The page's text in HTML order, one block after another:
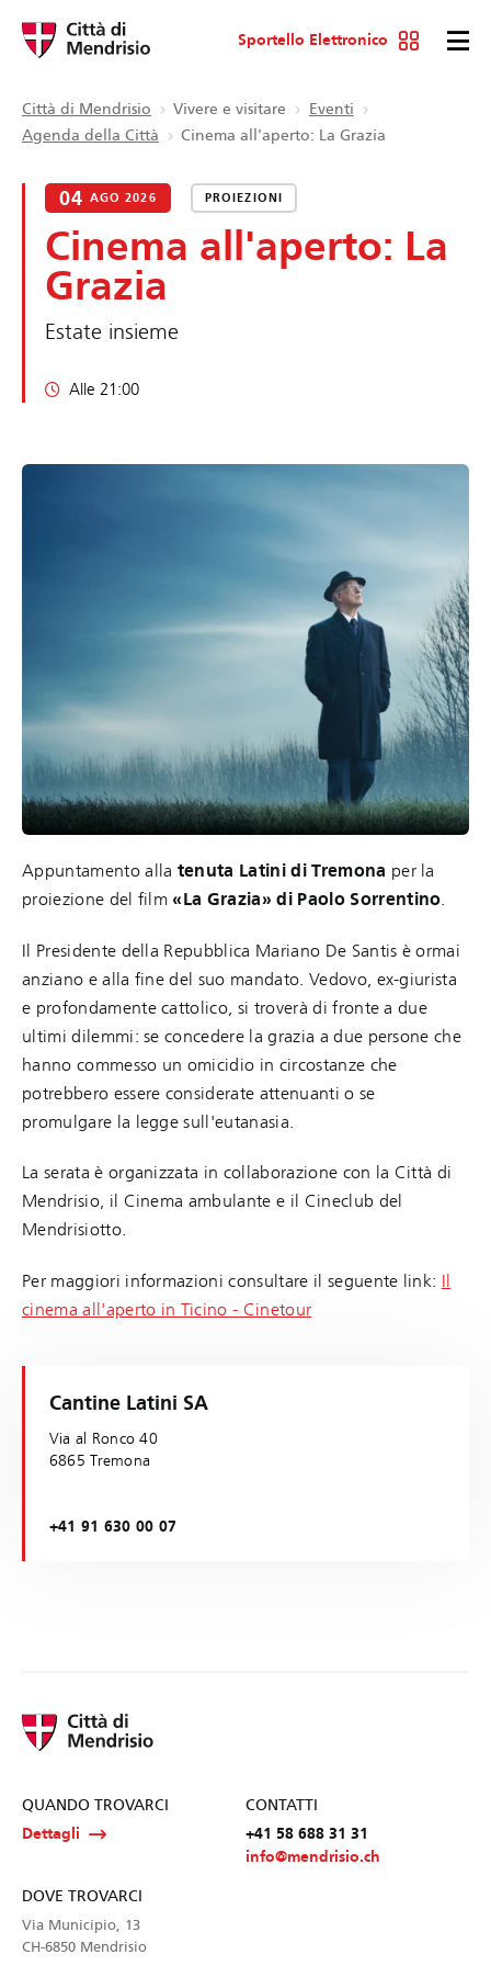
Sportello Elettronico
Città di Mendrisio Vivere e visitare
Eventi
Agenda della Città
Cinema all'aperto: La Grazia
04 AGO 2026 PROIEZIONI
Cinema all'aperto: La
Grazia
Estate insieme
Alle 21:00
Appuntamento alla tenuta Latini di Tremona per la
proiezione del film «La Grazia» di Paolo Sorrentino.
Il Presidente della Repubblica Mariano De Santis è ormai
anziano e alla fine del suo mandato. Vedovo, ex-giurista
e profondamente cattolico, si troverà di fronte a due
ultimi dilemmi: se concedere la grazia a due persone che
hanno commesso un omicidio in circostanze che
potrebbero essere considerate attenuanti o se
promulgare la legge sull'eutanasia.
La serata è organizzata in collaborazione con la Città di
Mendrisio, il Cinema ambulante e il Cineclub del
Mendrisiotto.
Per maggiori informazioni consultare il seguente link: Il
cinema all'aperto in Ticino - Cinetour
Cantine Latini SA
Via al Ronco 40
6865 Tremona
+41 91 630 00 07
QUANDO TROVARCI
Dettagli
CONTATTI
+41 58 688 31 31
info@mendrisio.ch
DOVE TROVARCI
Via Municipio, 13
CH-6850 Mendrisio